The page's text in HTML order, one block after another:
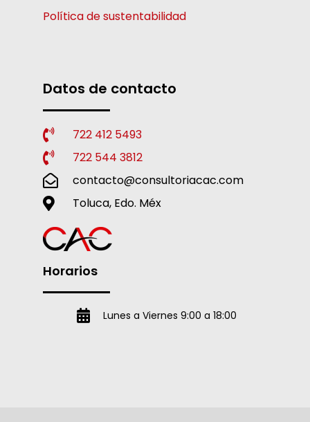
Política de sustentabilidad
Datos de contacto
722 412 5493
722 544 3812
contacto@consultoriacac.com
Toluca, Edo. Méx
Horarios
Lunes a Viernes 9:00 a 18:00